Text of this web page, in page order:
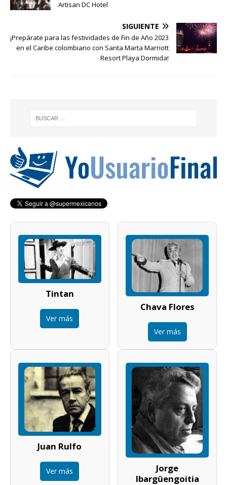
Artisan DC Hotel
SIGUIENTE
¡Prepárate para las festividades de Fin de Año 2023
en el Caribe colombiano con Santa Marta Marriott
Resort Playa Dormida!
Tintan
Ver más
Chava Flores
Ver más
Juan Rulfo
Ver más
Jorge
Ibargüengoitia